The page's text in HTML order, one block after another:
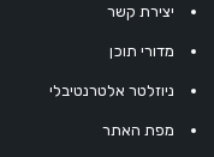
יצירת קשר
מדורי תוכן
ניוזלטר אלטרנטיבלי
מפת האתר